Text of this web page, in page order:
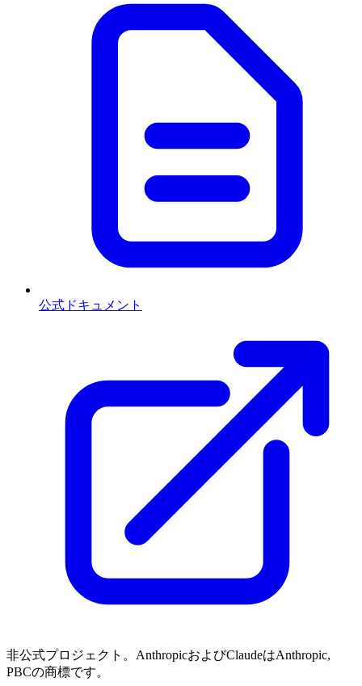
公式ドキュメント
非公式プロジェクト。AnthropicおよびClaudeはAnthropic,
PBCの商標です。